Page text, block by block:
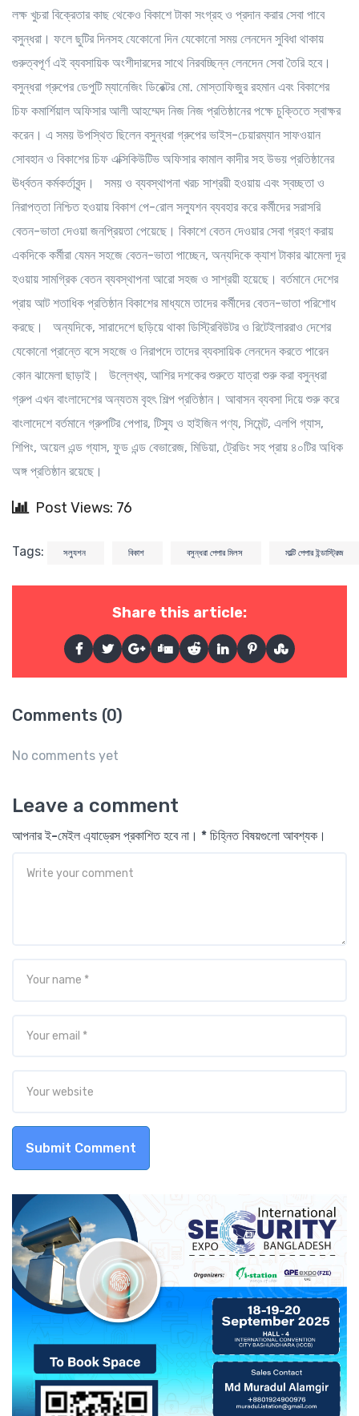
লক্ষ খুচরা বিক্রেতার কাছ থেকেও বিকাশে টাকা সংগ্রহ ও প্রদান করার সেবা পাবে
বসুন্ধরা। ফলে ছুটির দিনসহ যেকোনো দিন যেকোনো সময় লেনদেন সুবিধা থাকায়
গুরুত্বপূর্ণ এই ব্যবসায়িক অংশীদারদের সাথে নিরবচ্ছিন্ন লেনদেন সেবা তৈরি হবে।
বসুন্ধরা গ্রুপের ডেপুটি ম্যানেজিং ডিরেক্টর মো. মোস্তাফিজুর রহমান এবং বিকাশের
চিফ কমার্শিয়াল অফিসার আলী আহম্মেদ নিজ নিজ প্রতিষ্ঠানের পক্ষে চুক্তিতে স্বাক্ষর
করেন। এ সময় উপস্থিত ছিলেন বসুন্ধরা গ্রুপের ভাইস-চেয়ারম্যান সাফওয়ান
সোবহান ও বিকাশের চিফ এক্সিকিউটিভ অফিসার কামাল কাদীর সহ উভয় প্রতিষ্ঠানের
ঊর্ধ্বতন কর্মকর্তাবৃন্দ। সময় ও ব্যবস্থাপনা খরচ সাশ্রয়ী হওয়ায় এবং স্বচ্ছতা ও
নিরাপত্তা নিশ্চিত হওয়ায় বিকাশ পে-রোল সল্যুশন ব্যবহার করে কর্মীদের সরাসরি
বেতন-ভাতা দেওয়া জনপ্রিয়তা পেয়েছে। বিকাশে বেতন দেওয়ার সেবা গ্রহণ করায়
একদিকে কর্মীরা যেমন সহজে বেতন-ভাতা পাচ্ছেন, অন্যদিকে ক্যাশ টাকার ঝামেলা দূর
হওয়ায় সামগ্রিক বেতন ব্যবস্থাপনা আরো সহজ ও সাশ্রয়ী হয়েছে। বর্তমানে দেশের
প্রায় আট শতাধিক প্রতিষ্ঠান বিকাশের মাধ্যমে তাদের কর্মীদের বেতন-ভাতা পরিশোধ
করছে। অন্যদিকে, সারাদেশে ছড়িয়ে থাকা ডিস্ট্রিবিউটর ও রিটেইলাররাও দেশের
যেকোনো প্রান্তে বসে সহজে ও নিরাপদে তাদের ব্যবসায়িক লেনদেন করতে পারেন
কোন ঝামেলা ছাড়াই। উল্লেখ্য, আশির দশকের শুরুতে যাত্রা শুরু করা বসুন্ধরা
গ্রুপ এখন বাংলাদেশের অন্যতম বৃহৎ শিল্প প্রতিষ্ঠান। আবাসন ব্যবসা দিয়ে শুরু করে
বাংলাদেশে বর্তমানে গ্রুপটির পেপার, টিস্যু ও হাইজিন পণ্য, সিমেন্ট, এলপি গ্যাস,
শিপিং, অয়েল এন্ড গ্যাস, ফুড এন্ড বেভারেজ, মিডিয়া, ট্রেডিং সহ প্রায় ৪০টির অধিক
অঙ্গ প্রতিষ্ঠান রয়েছে।
Post Views: 76
Tags: সল্যুশন বিকাশ বসুন্ধরা পেপার মিলস মাল্টি পেপার ইন্ডাস্ট্রিজ
Share this article:
Comments (0)
No comments yet
Leave a comment
আপনার ই-মেইল এ্যাড্রেস প্রকাশিত হবে না। * চিহ্নিত বিষয়গুলো আবশ্যক।
Submit Comment